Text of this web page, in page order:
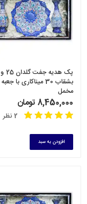
پک هدیه جفت گلدان 25 و
بشقاب 30 میناکاری با جعبه
مخمل
8,450,000 تومان
2 نظر
افزودن به سبد